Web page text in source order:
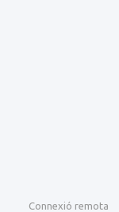
Connexió remota